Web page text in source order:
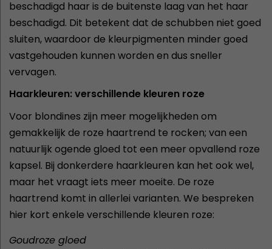
beschadigd haar is de buitenste laag van het haar
beschadigd. Dit betekent dat de schubben niet goed
sluiten, waardoor de kleurpigmenten minder goed
vastgehouden kunnen worden en dus sneller
vervagen.
Haarkleuren: verschillende kleuren roze
Voor blondines zijn meer mogelijkheden om
gemakkelijk de roze haartrend te rocken; van een
natuurlijk ogende gloed tot een meer opvallend roze
kapsel. Bij donkerdere haarkleuren kan het ook wel,
maar het vraagt iets meer moeite. De roze
haartrend komt in allerlei varianten. We bespreken
hier kort enkele verschillende kleuren roze:
Goudroze gloed